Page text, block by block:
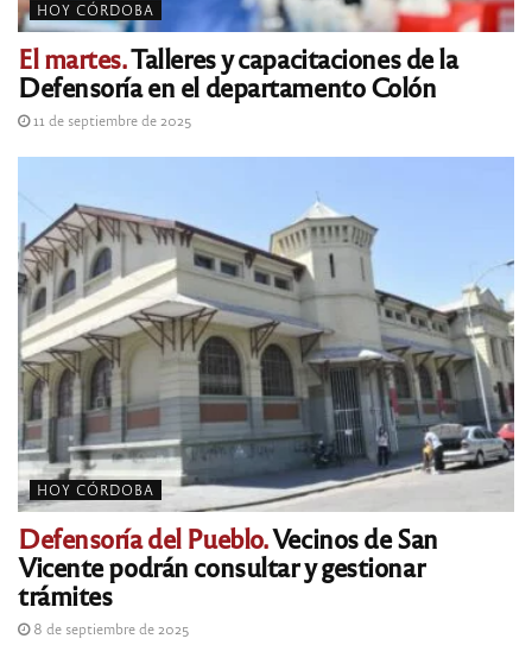
HOY CÓRDOBA
El martes.Talleres y capacitaciones de la
Defensoría en el departamento Colón
11 de septiembre de 2025
HOY CÓRDOBA
Defensoría del Pueblo.Vecinos de San
Vicente podrán consultar y gestionar
trámites
8 de septiembre de 2025